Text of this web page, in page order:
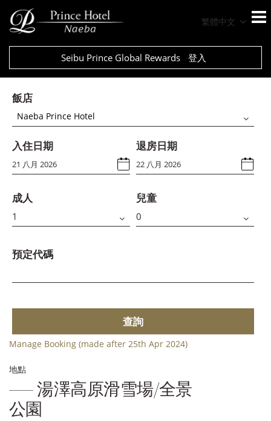
繁體中文
Seibu Prince Global Rewards 登入
飯店
Naeba Prince Hotel
入住日期 退房日期
成人 兒童
預定代碼
查詢
Manage Booking (made after 25th Apr 2024)
地點
湯澤高原滑雪場/全景
公園